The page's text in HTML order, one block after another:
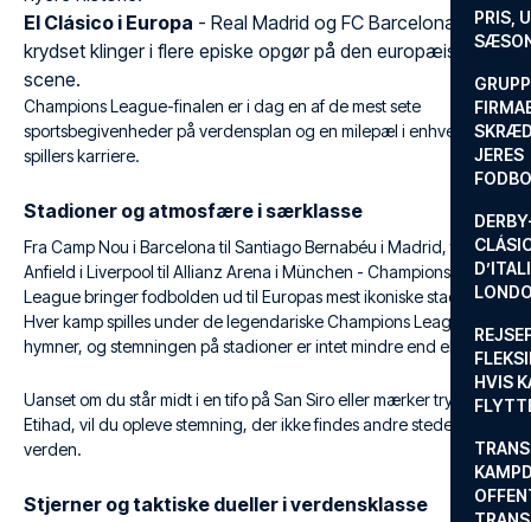
PRIS,
JERES
HVIS
El Clásico i Europa - Real Madrid og FC Barcelona har
krydset klinger i flere episke opgør på den europæiske
scene.
Champions League-finalen er i dag en af de mest sete
sportsbegivenheder på verdensplan og en milepæl i enhver
spillers karriere.
Stadioner og atmosfære i særklasse
Fra Camp Nou i Barcelona til Santiago Bernabéu i Madrid, fra
Anfield i Liverpool til Allianz Arena i München - Champions
League bringer fodbolden ud til Europas mest ikoniske stadioner.
Hver kamp spilles under de legendariske Champions League-
hymner, og stemningen på stadioner er intet mindre end elektrisk.
Uanset om du står midt i en tifo på San Siro eller mærker trykket på
Etihad, vil du opleve stemning, der ikke findes andre steder i
verden.
Stjerner og taktiske dueller i verdensklasse